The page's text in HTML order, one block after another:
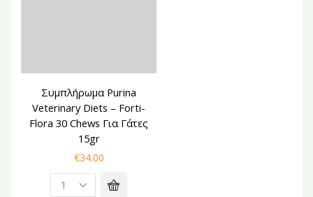
Συμπλήρωμα Purina
Veterinary Diets – Forti-
Flora 30 Chews Για Γάτες
15gr
€34.00